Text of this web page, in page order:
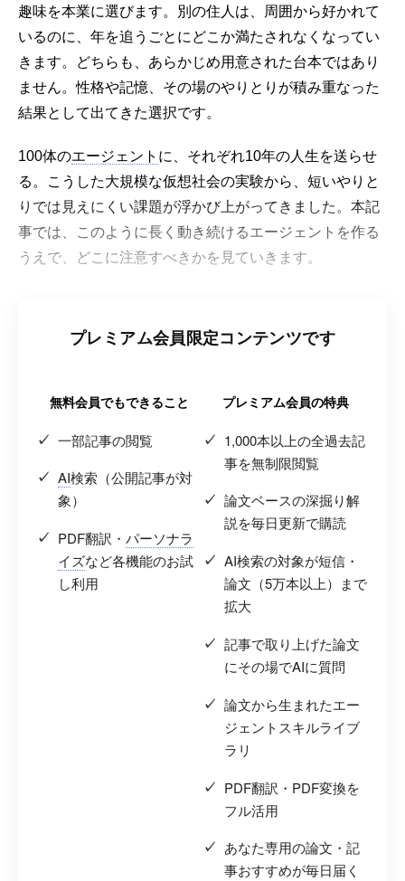
趣味を本業に選びます。別の住人は、周囲から好かれて
いるのに、年を追うごとにどこか満たされなくなってい
きます。どちらも、あらかじめ用意された台本ではあり
ません。性格や記憶、その場のやりとりが積み重なった
結果として出てきた選択です。
100体のエージェント に、それぞれ10年の人生を送らせ
る。こうした大規模な仮想社会の実験から、短いやりと
りでは見えにくい課題が浮かび上がってきました。本記
事では、このように長く動き続けるエージェントを作る
うえで、どこに注意すべきかを見ていきます。
プレミアム会員限定コンテンツです
無料会員でもできること
一部記事の閲覧
AI検索（公開記事が対
象）
PDF翻訳・ パーソナラ
イズなど各機能のお試
し利用
プレミアム会員の特典
1,000本以上の全過去記
事を無制限閲覧
論文ベースの深掘り解
説を毎日更新で購読
AI検索の対象が短信・
論文（5万本以上）まで
拡大
記事で取り上げた論文
にその場でAIに質問
論文から生まれたエー
ジェントスキルライブ
ラリ
PDF翻訳・PDF変換を
フル活用
あなた専用の論文・記
事おすすめが毎日届く